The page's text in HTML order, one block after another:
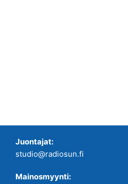
Juontajat:
studio@radiosun.fi
Mainosmyynti: